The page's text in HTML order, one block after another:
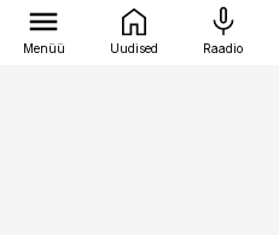
Menüü Uudised Raadio